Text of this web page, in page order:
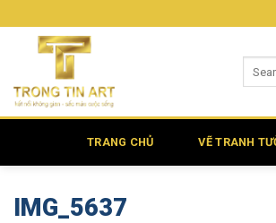
qua
TRANG CHỦ VẼ TRANH
IMG_5637